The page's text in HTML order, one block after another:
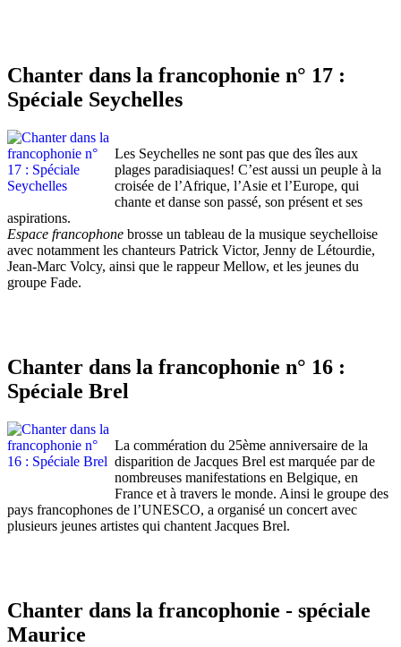
Chanter dans la francophonie n° 17 :
Spéciale Seychelles
Les Seychelles ne sont pas que des îles aux
plages paradisiaques! C’est aussi un peuple à la
croisée de l’Afrique, l’Asie et l’Europe, qui
chante et danse son passé, son présent et ses
aspirations.
Espace francophone brosse un tableau de la musique seychelloise
avec notamment les chanteurs Patrick Victor, Jenny de Létourdie,
Jean-Marc Volcy, ainsi que le rappeur Mellow, et les jeunes du
groupe Fade.
Chanter dans la francophonie n° 16 :
Spéciale Brel
La commération du 25ème anniversaire de la
disparition de Jacques Brel est marquée par de
nombreuses manifestations en Belgique, en
France et à travers le monde. Ainsi le groupe des
pays francophones de l’UNESCO, a organisé un concert avec
plusieurs jeunes artistes qui chantent Jacques Brel.
Chanter dans la francophonie - spéciale
Maurice